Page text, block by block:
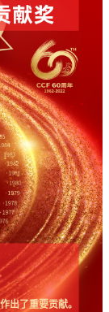
出了重要贡献。